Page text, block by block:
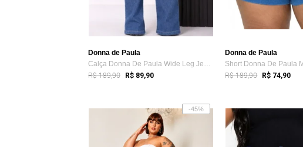
Donna de Paula
Calça Donna De Paula Wide Leg Jeans Escu...
R$ 189,90 R$ 89,90
Donna de Paula
R$ 189,90 R$ 74,90
-45%